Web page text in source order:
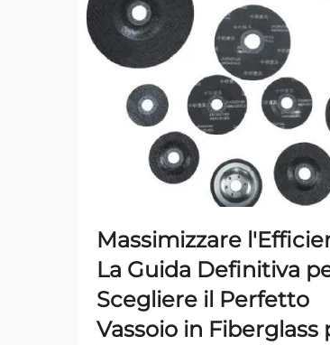
Massimizzare
La Guida Definitiva
Scegliere il Perfetto
Vassoio in Fiberglass